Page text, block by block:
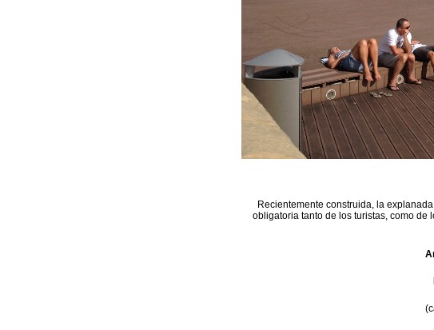
Recientemente construida, la
obligatoria tanto de los turistas, como de